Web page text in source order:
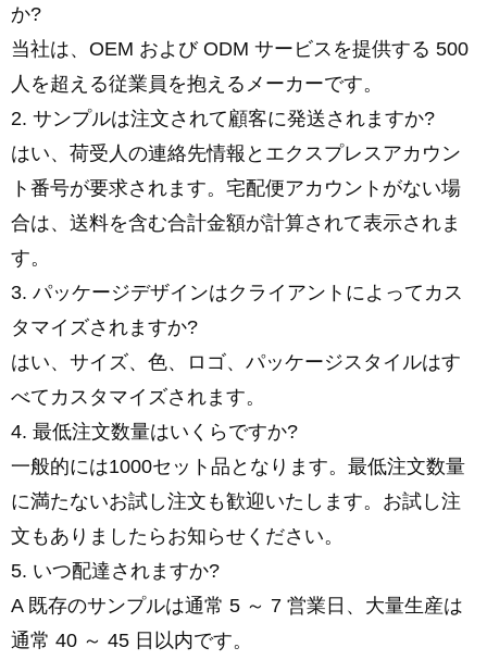
か?
当社は、OEM および ODM サービスを提供する 500
人を超える従業員を抱えるメーカーです。
2. サンプルは注文されて顧客に発送されますか?
はい、荷受人の連絡先情報とエクスプレスアカウン
ト番号が要求されます。宅配便アカウントがない場
合は、送料を含む合計金額が計算されて表示されま
す。
3. パッケージデザインはクライアントによってカス
タマイズされますか?
はい、サイズ、色、ロゴ、パッケージスタイルはす
べてカスタマイズされます。
4. 最低注文数量はいくらですか?
一般的には1000セット品となります。最低注文数量
に満たないお試し注文も歓迎いたします。お試し注
文もありましたらお知らせください。
5. いつ配達されますか?
A 既存のサンプルは通常 5 ～ 7 営業日、大量生産は
通常 40 ～ 45 日以内です。